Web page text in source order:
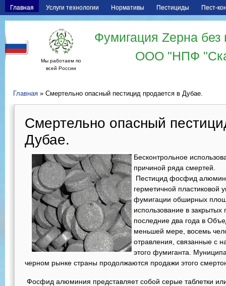
Главная Услуги технологии Нормативы Пестициды Пест-
Мы работаем по
всей России
Фумигация Zерна
ООО "НПФ
Главная » Смертельно опасный пестицид продается в Дубае.
Смертельно опасный
Дубае.
Бесконтрольное
причиной ряда смертей.
Пестицид фосфид
герметичной пластиковой
фумигации обширных
использование в
последние два года в
меньшей мере, восемь
отравления, связанные с
этого фумиганта.
черном рынке страны продолжаются продажи этого
Фосфид алюминия представляет собой серые таблетки